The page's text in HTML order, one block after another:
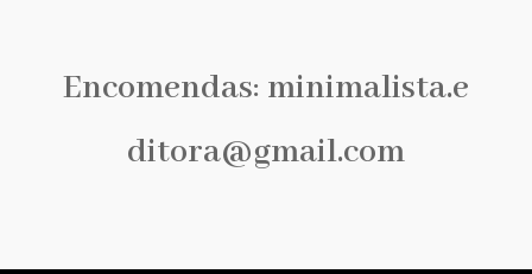
Encomendas: minimalista.e
ditora@gmail.com